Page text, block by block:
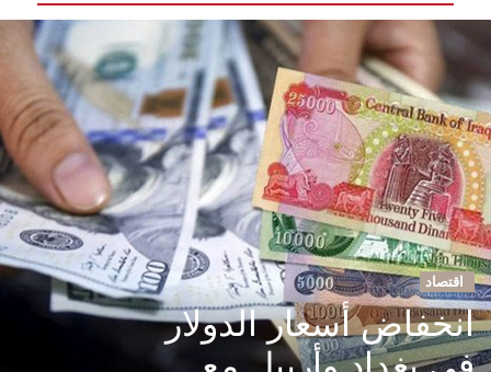
اقتصاد
انخفاض أسعار الدولار